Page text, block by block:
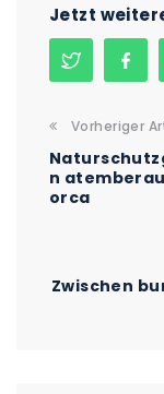
Jetzt
Vorheriger
n
orca
Zwischen